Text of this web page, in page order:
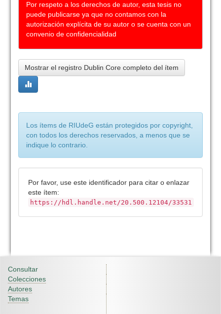
Por respeto a los derechos de autor, esta tesis no
puede publicarse ya que no contamos con la
autorización explícita de su autor o se cuenta con un
convenio de confidencialidad
Mostrar el registro Dublin Core completo del ítem
Los ítems de RIUdeG están protegidos por copyright,
con todos los derechos reservados, a menos que se
indique lo contrario.
Por favor, use este identificador para citar o enlazar
este ítem:
https://hdl.handle.net/20.500.12104/33531
Consultar
Colecciones
Autores
Temas